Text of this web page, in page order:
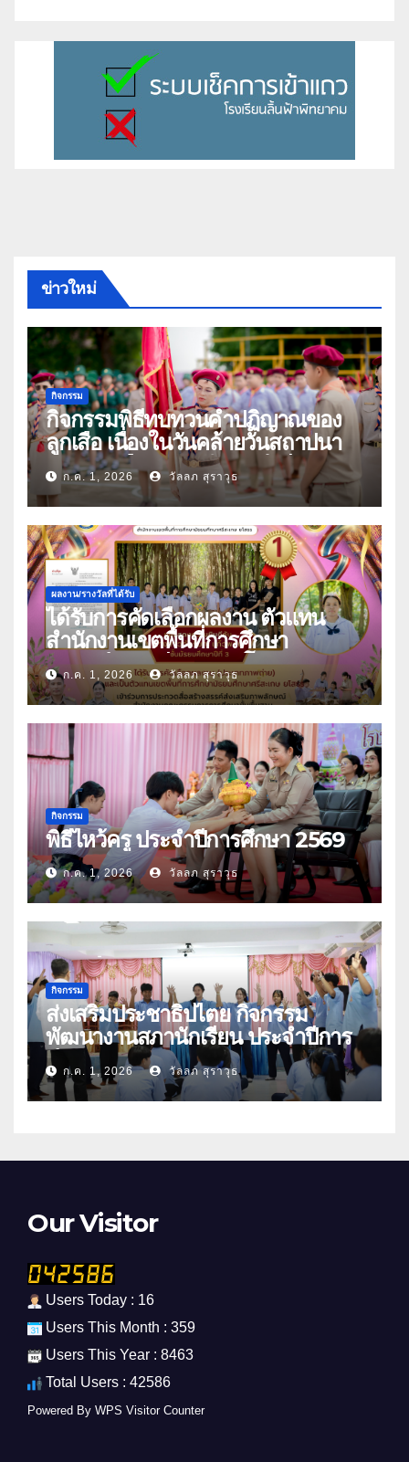
ข่าวใหม่
กิจกรรม
กิจกรรมพิธีทบทวนคำปฏิญาณของ
ลูกเสือ เนื่องในวันคล้ายวันสถาปนา
คณะลูกเสือแห่งชาติ ประจำปี 2569
ก.ค. 1, 2026 วัลลภ สุราวุธ
ผลงาน/รางวัลที่ได้รับ
ได้รับการคัดเลือกผลงาน ตัวแทน
สำนักงานเขตพื้นที่การศึกษา
มัธยมศึกษาศรีสะเกษ ยโสธร
ก.ค. 1, 2026 วัลลภ สุราวุธ
กิจกรรม
พิธีไหว้ครู ประจำปีการศึกษา 2569
ก.ค. 1, 2026 วัลลภ สุราวุธ
กิจกรรม
ส่งเสริมประชาธิปไตย กิจกรรม
พัฒนางานสภานักเรียน ประจำปีการ
ศึกษา 2569
ก.ค. 1, 2026 วัลลภ สุราวุธ
Our Visitor
Users Today : 16
Users This Month : 359
Users This Year : 8463
Total Users : 42586
Powered By WPS Visitor Counter